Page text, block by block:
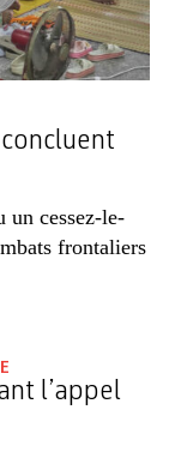
un cessez-le-
frontaliers
l’appel